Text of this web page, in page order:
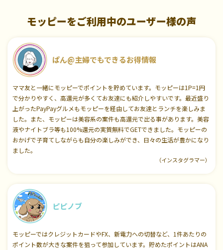
モッピーをご利用中のユーザー様の声
ぱん@主婦でもできるお得情報
ママ友と一緒にモッピーでポイントを貯めています。モッピーは1P=1円
で分かりやすく、高還元が多くてお友達にも紹介しやすいです。最近盛り
上がったPayPayグルメもモッピーを経由してお友達とランチを楽しみま
した。また、モッピーは美容系の案件も高還元で出る事があります。美容
液やナイトブラ等も100%還元の実質無料でGETできました。モッピーの
おかげで子育てしながらも自分の楽しみができ、日々の生活が豊かになり
ました。
（インスタグラマー）
ピピノブ
モッピーではクレジットカードやFX、新電力への切替など、1件あたりの
ポイント数が大きな案件を狙って参加しています。貯めたポイントはANA